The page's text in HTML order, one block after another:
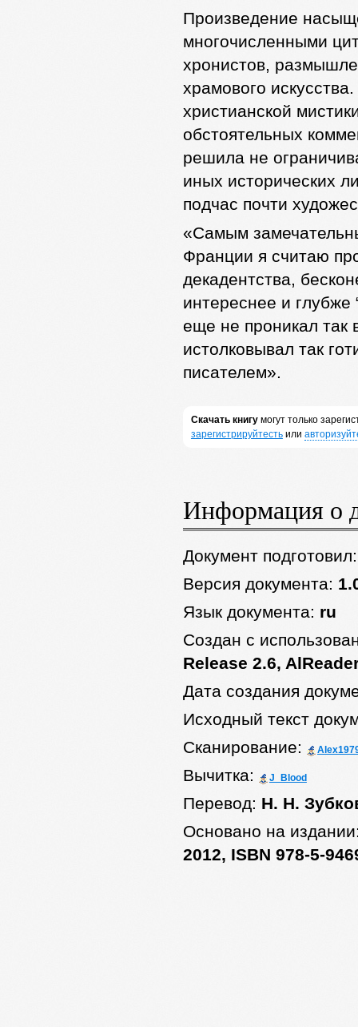
Произведение
многочисленными
хронистов,
храмового
христианской
обстоятельных
решила не
иных исторических
подчас почти
«Самым
Франции я считаю
декадентства,
интереснее и
еще не проникал так
истолковывал так
писателем».
Скачать книгумогут только
зарегистрируйтестьили
Информация о
Документ
Версия документа:
Язык документа: ru
Создан с
Release 2.6,
Дата создания
Исходный текст
Сканирование:
Вычитка: J_Blood
Перевод: Н. Н.
Основано на
2012, ISBN 978-5-